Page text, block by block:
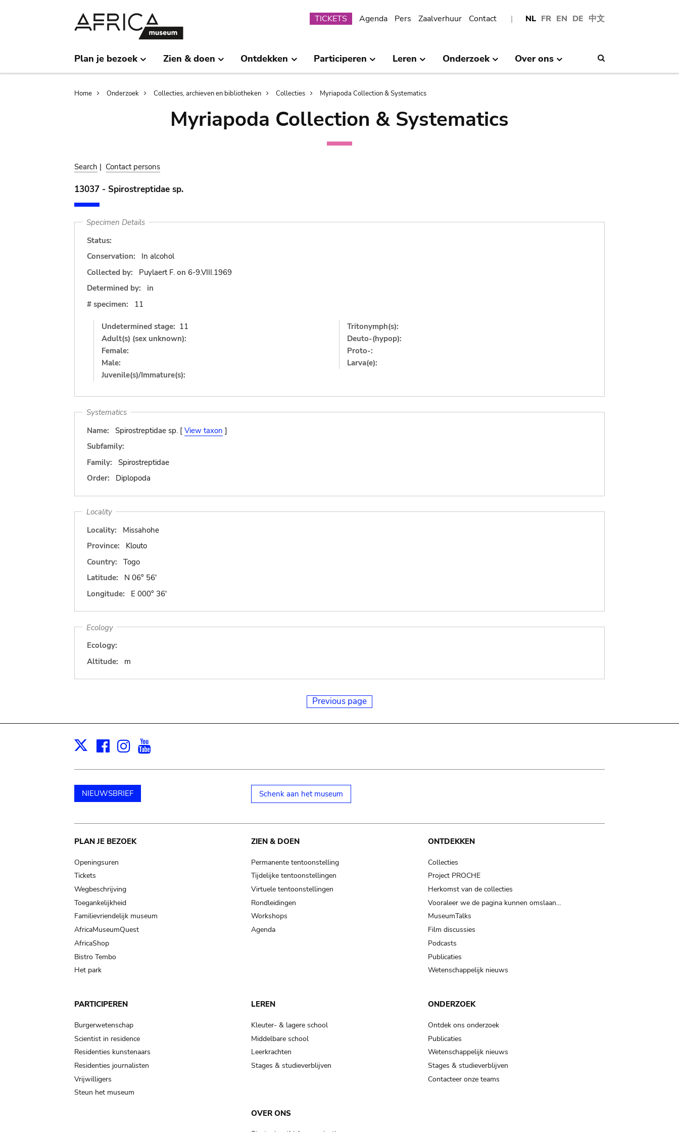
NL FR EN DE 中文
Submenu
TICKETS Agenda Pers Zaalverhuur Contact
Plan je bezoek Zien & doen Ontdekken Participeren Leren Onderzoek Over ons
Breadcrumb
Home Onderzoek Collecties, archieven en bibliotheken Collecties Myriapoda Collection & Systematics
Myriapoda Collection & Systematics
Search | Contact persons
13037 - Spirostreptidae sp.
Specimen Details
Status:
Conservation:
In alcohol
Collected by:
Puylaert F. on 6-9.VIII.1969
Determined by:
in
# specimen:
11
Undetermined stage: 11
Adult(s) (sex unknown):
Female:
Male:
Juvenile(s)/Immature(s):
Tritonymph(s):
Deuto-(hypop):
Proto-:
Larva(e):
Systematics
Name:
Spirostreptidae sp. [ View taxon ]
Subfamily:
Family:
Spirostreptidae
Order:
Diplopoda
Locality
Locality:
Missahohe
Province:
Klouto
Country:
Togo
Latitude:
N 06° 56'
Longitude:
E 000° 36'
Ecology
Ecology:
Altitude:
m
Previous page
X Facebook
Instagram
NIEUWSBRIEF Schenk aan het museum
Main
navigation
PLAN JE BEZOEK
Openingsuren
Tickets
Wegbeschrijving
Toegankelijkheid
Familievriendelijk museum
AfricaMuseumQuest
AfricaShop
Bistro Tembo
Het park
ZIEN & DOEN
Permanente tentoonstelling
Tijdelijke tentoonstellingen
Virtuele tentoonstellingen
Rondleidingen
Workshops
Agenda
ONTDEKKEN
Collecties
Project PROCHE
Herkomst van de collecties
Vooraleer we de pagina kunnen omslaan…
MuseumTalks
Film discussies
Podcasts
Publicaties
Wetenschappelijk nieuws
PARTICIPEREN
Burgerwetenschap
Scientist in residence
Residenties kunstenaars
Residenties journalisten
Vrijwilligers
Steun het museum
LEREN
Kleuter- & lagere school
Middelbare school
Leerkrachten
Stages & studieverblijven
ONDERZOEK
Ontdek ons onderzoek
Publicaties
Wetenschappelijk nieuws
Stages & studieverblijven
Contacteer onze teams
OVER ONS